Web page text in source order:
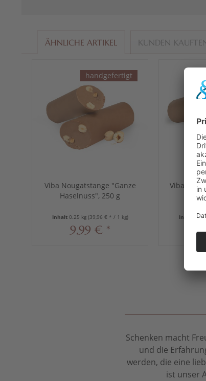
ÄHNLICHE ARTIKEL KUNDEN
handgefertigt
Viba Nougatstange "Ganze
Haselnuss", 250 g
Inhalt 0.25 kg (39,96 € * / 1 kg)
9,99 € *
Viba
Inhalt
Schenken macht
und die
werden, die eine
ist unser